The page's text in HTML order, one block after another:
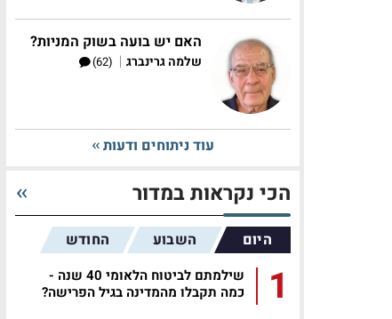
האם יש בועה בשוק המניות?
שלמה גרינברג |
(62)
עוד ניתוחים ודעות
הכי נקראות במדור
היום השבוע החודש
1
שילמתם לביטוח הלאומי 40 שנה -
כמה תקבלו מהמדינה בגיל הפרישה?